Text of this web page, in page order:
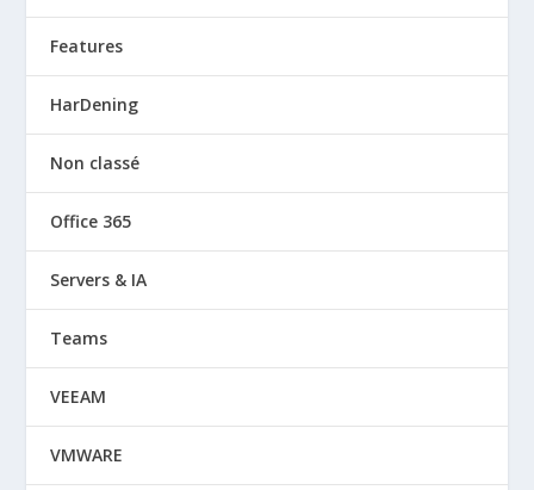
Features
HarDening
Non classé
Office 365
Servers & IA
Teams
VEEAM
VMWARE